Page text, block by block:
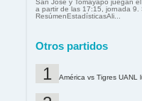
San José y Tomayapo juegan
a partir de las 17:15, jornada 9.
ResúmenEstadísticasAli...
Otros partidos
América vs Tigres UANL